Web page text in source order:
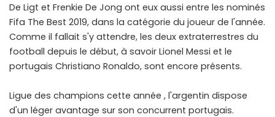
De Ligt et Frenkie De Jong ont eux aussi entre les nominés
Fifa The Best 2019, dans la catégorie du joueur de l'année.
Comme il fallait s'y attendre, les deux extraterrestres du
football depuis le début, à savoir Lionel Messi et le
portugais Christiano Ronaldo, sont encore présents.
Ligue des champions cette année , l'argentin dispose
d'un léger avantage sur son concurrent portugais.